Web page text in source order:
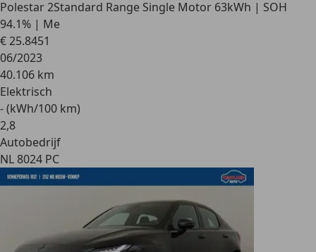
Polestar 2Standard Range Single Motor 63kWh | SOH
94.1% | Me
€ 25.8451
06/2023
40.106 km
Elektrisch
- (kWh/100 km)
2,8
Autobedrijf
NL 8024 PC